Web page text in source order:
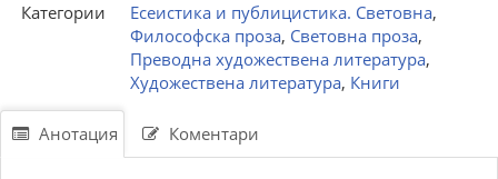
Категории
Есеистика и публицистика. Световна,
Философска проза, Световна проза,
Преводна художествена литература,
Художествена литература, Книги
Анотация Коментари